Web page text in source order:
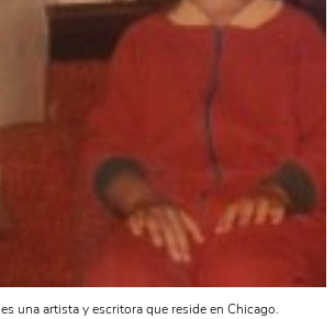
una artista y escritora que reside en Chicago.